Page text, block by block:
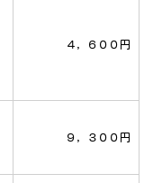
４，６００円
９，３００円